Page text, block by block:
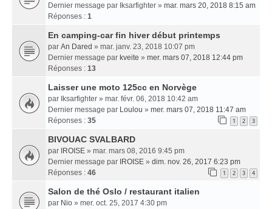
Dernier message par Iksarfighter » mar. mars 20, 2018 8:15 am
Réponses : 1
En camping-car fin hiver début printemps
par An Dared » mar. janv. 23, 2018 10:07 pm
Dernier message par kveite » mer. mars 07, 2018 12:44 pm
Réponses : 13
Laisser une moto 125cc en Norvège
par Iksarfighter » mar. févr. 06, 2018 10:42 am
Dernier message par Loulou » mer. mars 07, 2018 11:47 am
Réponses : 35 1 2 3
BIVOUAC SVALBARD
par IROISE » mar. mars 08, 2016 9:45 pm
Dernier message par IROISE » dim. nov. 26, 2017 6:23 pm
Réponses : 46 1 2 3 4
Salon de thé Oslo / restaurant italien
par Nio » mer. oct. 25, 2017 4:30 pm